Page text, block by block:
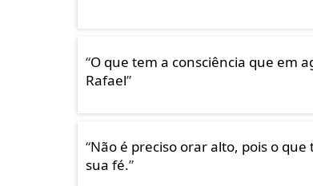
“O que tem a consciência que em
Rafael”
“Não é preciso orar alto, pois o
sua fé.”